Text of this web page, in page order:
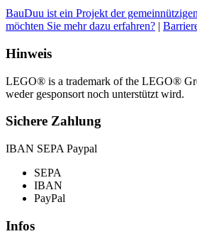
BauDuu ist ein Projekt der
möchten Sie mehr dazu erfahren? |
Hinweis
LEGO® is a trademark of the LEGO®
weder gesponsort noch unterstützt wird.
Sichere Zahlung
IBAN SEPA Paypal
SEPA
IBAN
PayPal
Infos